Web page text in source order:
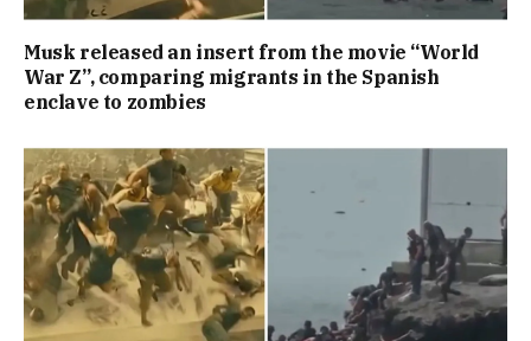
Musk released an insert from the movie “World
War Z”, comparing migrants in the Spanish
enclave to zombies